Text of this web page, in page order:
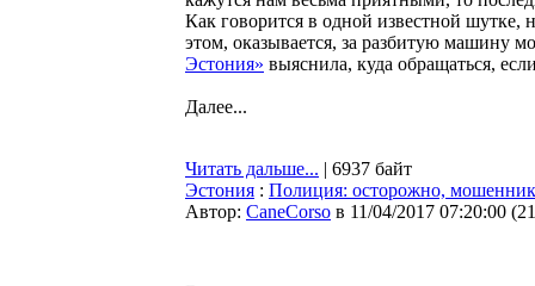
Как говорится в одной известной шутке,
этом, оказывается, за разбитую машину
Эстония» выяснила, куда обращаться,
Далее...
Читать дальше... | 6937 байт
Эстония : Полиция: осторожно,
Автор: CaneCorso в 11/04/2017 07:20:00 (